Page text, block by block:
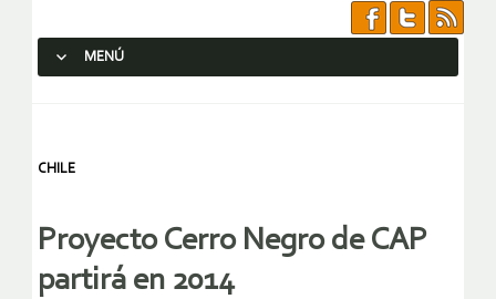
MENÚ
CHILE
Proyecto Cerro Negro de CAP
partirá en 2014